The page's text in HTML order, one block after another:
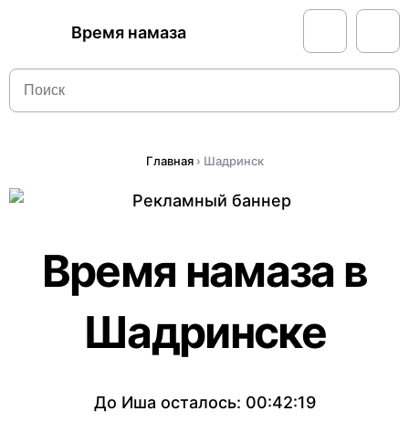
Время намаза
Главная› Шадринск
Время намаза в
Шадринске
До Иша осталось: 00:42:19